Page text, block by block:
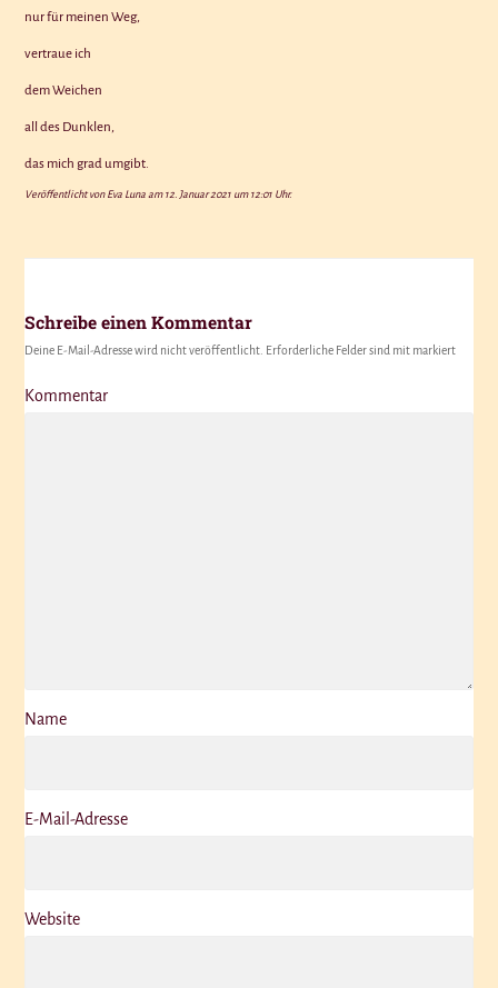
nur für meinen Weg,
vertraue ich
dem Weichen
all des Dunklen,
das mich grad umgibt.
Veröffentlicht von Eva Luna am 12. Januar 2021 um 12:01 Uhr.
Schreibe einen Kommentar
Deine E-Mail-Adresse wird nicht veröffentlicht. Erforderliche Felder sind mit markiert
Kommentar
Name
E-Mail-Adresse
Website